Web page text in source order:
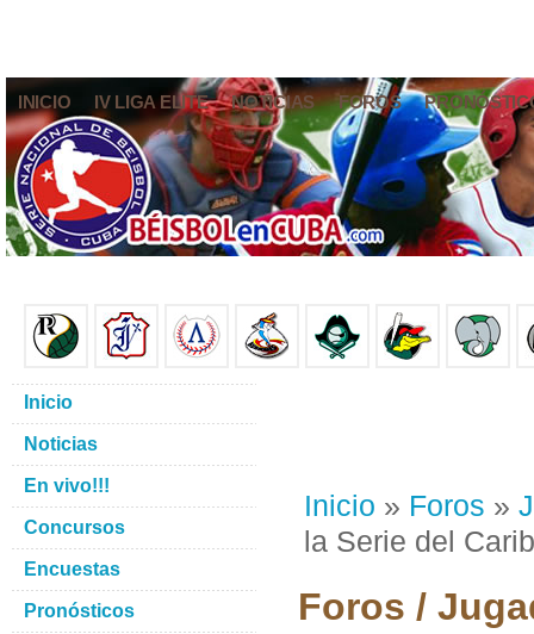
INICIO IV LIGA ELITE NOTICIAS FOROS
Inicio » Foros »
la Serie del
Foros /
Inicio
Noticias
En vivo!!!
Concursos
Encuestas
Pronósticos